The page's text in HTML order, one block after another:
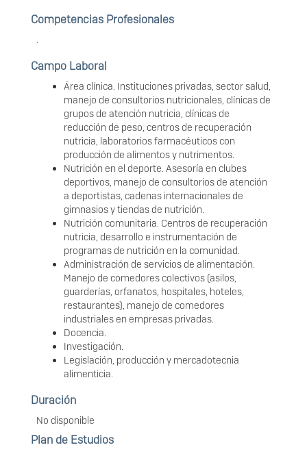
Competencias Profesionales
Campo Laboral
Área clínica. Instituciones privadas, sector salud,
manejo de consultorios nutricionales, clínicas de
grupos de atención nutricia, clínicas de
reducción de peso, centros de recuperación
nutricia, laboratorios farmacéuticos con
producción de alimentos y nutrimentos.
Nutrición en el deporte. Asesoría en clubes
deportivos, manejo de consultorios de atención
a deportistas, cadenas internacionales de
gimnasios y tiendas de nutrición.
Nutrición comunitaria. Centros de recuperación
nutricia, desarrollo e instrumentación de
programas de nutrición en la comunidad.
Administración de servicios de alimentación.
Manejo de comedores colectivos (asilos,
guarderías, orfanatos, hospitales, hoteles,
restaurantes), manejo de comedores
industriales en empresas privadas.
Docencia.
Investigación.
Legislación, producción y mercadotecnia
alimenticia.
Duración
No disponible
Plan de Estudios